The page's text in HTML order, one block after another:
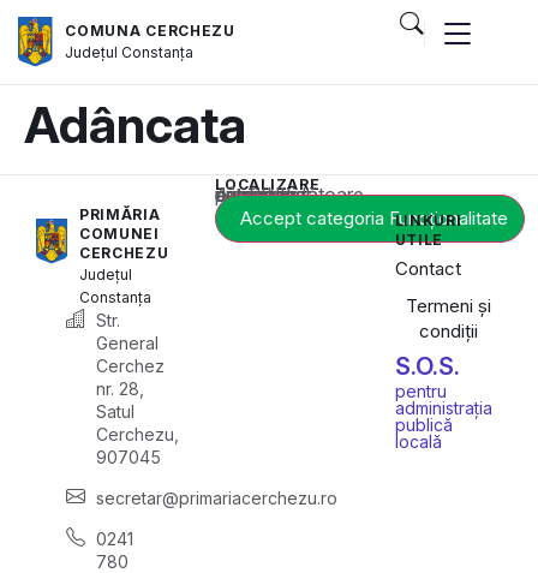
COMUNA CERCHEZU
JudețulConstanța
Adâncata
PRIMĂRIA
COMUNEI
CERCHEZU
Județul
Constanța
Str.
General
Cerchez
nr. 28,
Satul
Cerchezu,
907045
secretar@primariacerchezu.ro
0241
780
LOCALIZARE
Acest conținut este blocat până când acceptați categoria corespunzătoare de cookie-uri.
Accept categoria Funcționalitate
LINKURI
UTILE
Contact
Termeni și
condiții
S.O.S.
pentru
administrația
publică
locală